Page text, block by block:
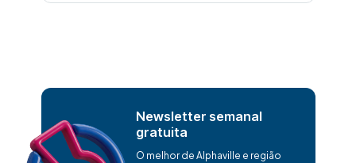
Newsletter semanal
gratuita
O melhor de Alphaville e região